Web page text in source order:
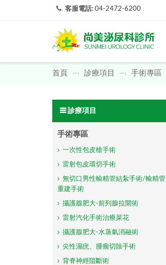
客服電話: 04-2472-6200
首頁 —› 診療項目 —› 手術專區
診療項目
手術專區
一次性包皮槍手術
雷射包皮環切手術
無切口男性輸精管結紮手術/輸精管
重建手術
攝護腺肥大-前列腺拉開術
雷射汽化手術治療菜花
攝護腺肥大-水蒸氣消融術
尖性濕疣、腫瘤切除手術
背脊神經阻斷術